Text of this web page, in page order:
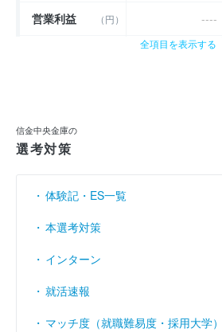
営業利益 （円） ----
435億5300万
売上伸び率
営業利益率 （％） ----
全項目を表示する
信金中央金庫の
選考対策
体験記・ES一覧
本選考対策
インターン
就活速報
マッチ度（就職難易度・採用大学）